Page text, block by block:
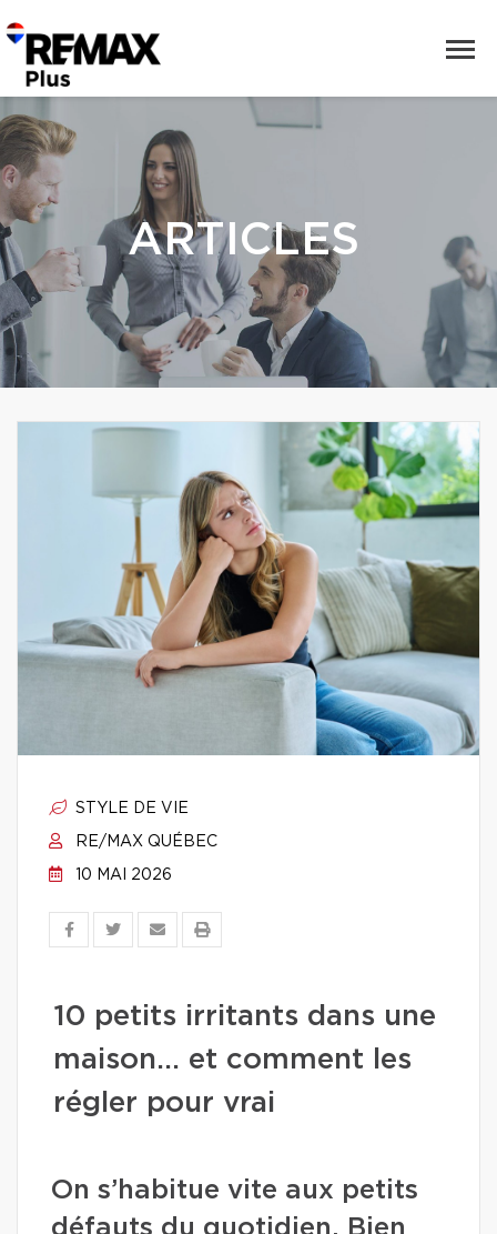
ARTICLES
STYLE DE VIE
RE/MAX QUÉBEC
10 MAI 2026
10 petits irritants dans une
maison… et comment les
régler pour vrai
On s’habitue vite aux petits
défauts du quotidien. Bien